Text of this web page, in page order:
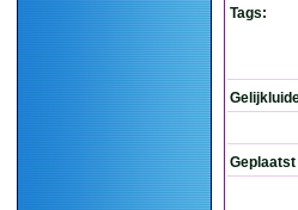
Tags: